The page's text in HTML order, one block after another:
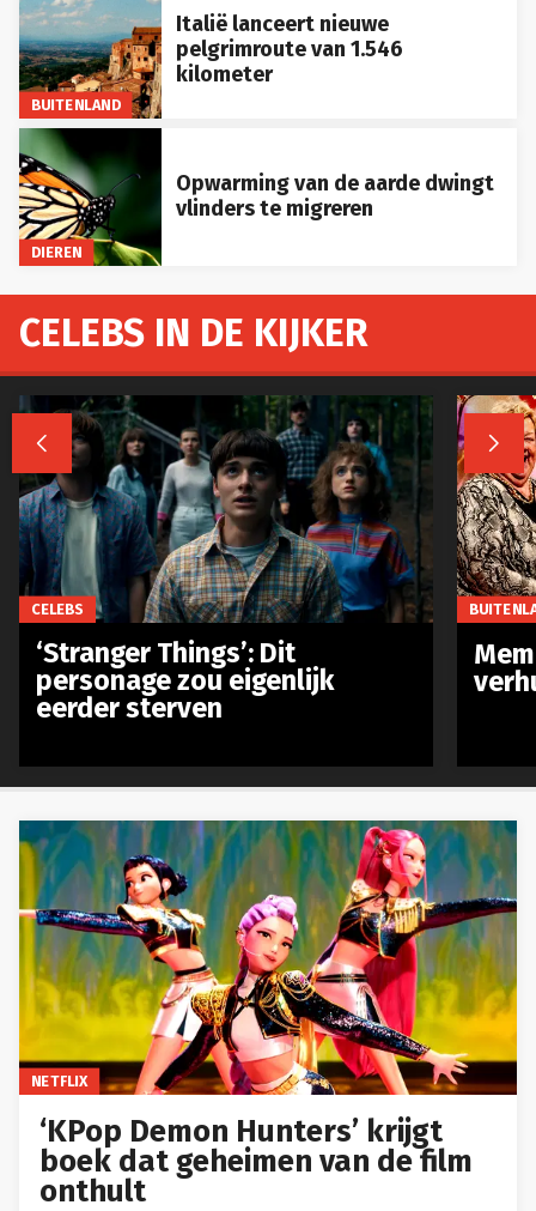
BUITENLAND
Italië lanceert nieuwe
pelgrimroute van 1.546
kilometer
DIEREN
Opwarming van de aarde dwingt
vlinders te migreren
NETFLIX
‘KPop Demon Hunters’ krijgt
boek dat geheimen van de film
onthult
CELEBS IN DE KIJKER
 
CELEBS
‘Stranger Things’: Dit
personage zou eigenlijk
eerder sterven